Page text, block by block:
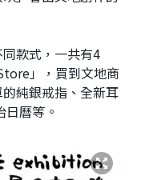
款式，一共有4
」，買到文地商
純銀戒指、全新耳
曆等。